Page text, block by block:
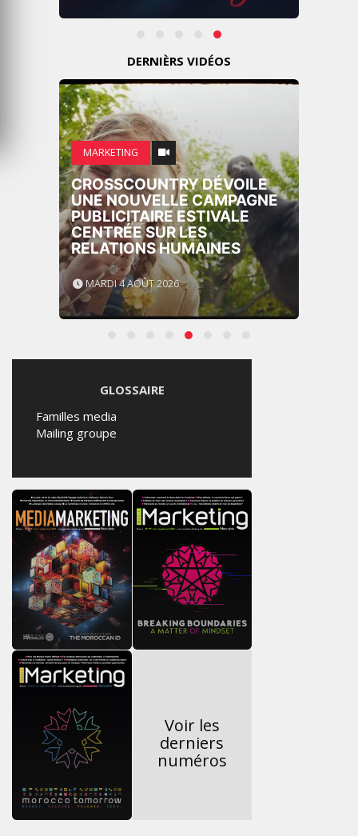
DERNIÈRS VIDÉOS
MARKETING
CROSSCOUNTRY DÉVOILE
UNE NOUVELLE CAMPAGNE
PUBLICITAIRE ESTIVALE
CENTRÉE SUR LES
RELATIONS HUMAINES
MARDI 4 AOÛT 2026
GLOSSAIRE
Familles media
Mailing groupe
Voir les
derniers
numéros